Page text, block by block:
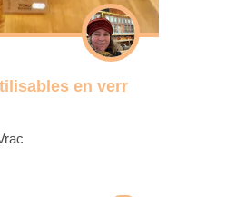
en verr